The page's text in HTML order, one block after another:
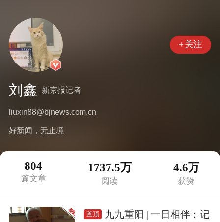
+关注
刘鑫 新京报记者
liuxin88@bjnews.com.cn
好新闻，无止境
804
篇文章
1737.5万
阅读
4.6万
获赞
置顶
九九重阳 | 一日相伴：记